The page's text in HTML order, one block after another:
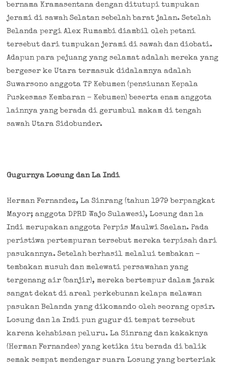
bernama Kramasentana dengan ditutupi tumpukan
jerami di sawah Selatan sebelah barat jalan. Setelah
Belanda pergi Alex Rumambi diambil oleh petani
tersebut dari tumpukan jerami di sawah dan diobati.
Adapun para pejuang yang selamat adalah mereka yang
bergeser ke Utara termasuk didalamnya adalah
Suwarsono anggota TP Kebumen (pensiunan Kepala
Puskesmas Kembaran – Kebumen) beserta enam anggota
lainnya yang berada di gerumbul makam di tengah
sawah Utara Sidobunder.
Gugurnya Losung dan La Indi
Herman Fernandez, La Sinrang (tahun 1979 berpangkat
Mayor; anggota DPRD Wajo Sulawesi), Losung dan la
Indi merupakan anggota Perpis Maulwi Saelan. Pada
peristiwa pertempuran tersebut mereka terpisah dari
pasukannya. Setelah berhasil melalui tembakan –
tembakan musuh dan melewati persawahan yang
tergenang air (banjir), mereka bertempur dalam jarak
sangat dekat di areal perkebunan kelapa melawan
pasukan Belanda yang dikomando oleh seorang opsir.
Losung dan la Indi pun gugur di tempat tersebut
karena kehabisan peluru. La Sinrang dan kakaknya
(Herman Fernandes) yang ketika itu berada di balik
semak sempat mendengar suara Losung yang berteriak